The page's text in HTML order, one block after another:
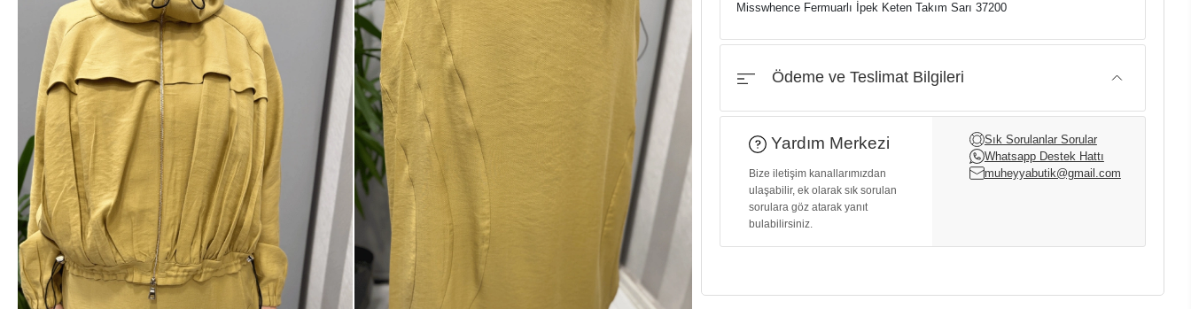
Misswhence Fermuarlı İpek Keten Takım Sarı 37200
Ödeme ve Teslimat Bilgileri
Yardım Merkezi
Bize iletişim kanallarımızdan
ulaşabilir, ek olarak sık sorulan
sorulara göz atarak yanıt
bulabilirsiniz.
Sık Sorulanlar Sorular
Whatsapp Destek Hattı
muheyyabutik@gmail.com